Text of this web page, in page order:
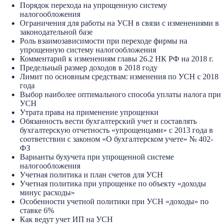
Порядок перехода на упрощенную систему
налогообложения
Ограничения для работы на УСН в связи с изменениями в
законодательной базе
Роль взаимозависимости при переходе фирмы на
упрощенную систему налогообложения
Комментарий к изменениям главы 26.2 НК РФ на 2018 г.
Предельный размер доходов в 2018 году
Лимит по основным средствам: изменения по УСН с 2018
года
Выбор наиболее оптимального способа уплаты налога при
УСН
Утрата права на применение упрощенки
Обязанность вести бухгалтерский учет и составлять
бухгалтерскую отчетность «упрощенцами» с 2013 года в
соответствии с законом «О бухгалтерском учете» № 402-
ФЗ
Варианты бухучета при упрощенной системе
налогообложения
Учетная политика и план счетов для УСН
Учетная политика при упрощенке по объекту «доходы
минус расходы»
Особенности учетной политики при УСН «доходы» по
ставке 6%
Как ведут учет ИП на УСН